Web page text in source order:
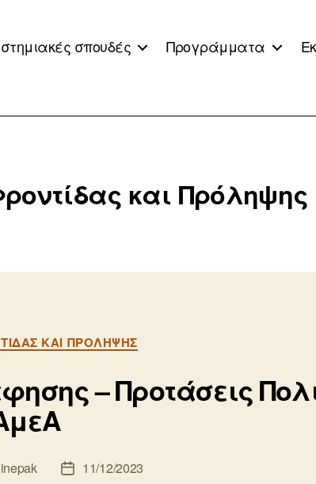
σπουδές Προγράμματα
και Πρόληψης
Κατηγορίες
ΚΑΙ ΠΡΌΛΗΨΗΣ
– Προτάσεις
inepak
Ημ.11/12/2023